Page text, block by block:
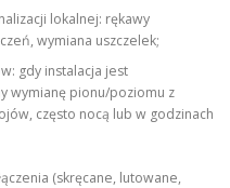
lokalnej: rękawy
wymiana uszczelek;
gdy instalacja jest
wymianę pionu/poziomu z
często nocą lub w godzinach
(skręcane, lutowane,